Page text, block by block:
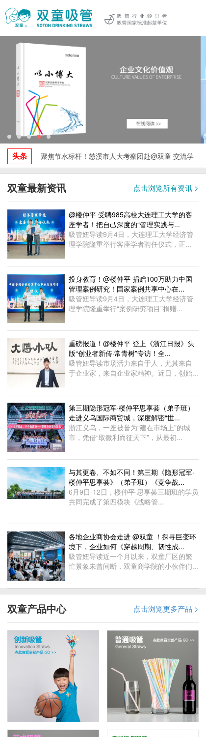
头条 聚焦节水标杆！慈溪市人大考察团赴@双童 交流学
习，探索水资源循环利用与绿色发展实践！
双童最新资讯 点击浏览所有资讯 >
@楼仲平 受聘985高校大连理工大学的客
座学者！把自己深度的“管理实践与...
吸管妞导读9月4日，大连理工大学经济管
理学院隆重举行客座学者聘任仪式，正...
投身教育！@楼仲平 捐赠100万助力中国
管理案例研究！国家案例共享中心在...
吸管妞导读9月4日，大连理工大学经济管
理学院隆重举行“案例研究项目”捐赠...
重磅报道！@楼仲平 登上《浙江日报》头
版“创业者新传·常青树”专访！全...
吸管妞导读市场活力来自于人，尤其来自
于企业家，来自企业家精神。近日，创始...
第三期隐形冠军·楼仲平思享荟（弟子班）
走进义乌国际商贸城，深度解密“世...
浙江义乌，一座被誉为“建在市场上”的城
市，凭借“取微利而征天下”，从最初...
与其更卷、不如不同！第三期《隐形冠军·
楼仲平思享荟》（弟子班）《竞争战...
6月9日-12日，楼仲平·思享荟三期班的学员
共同完成了第四模块《战略管...
各地企业商协会走进 @双童 ！探寻巨变环
境下，企业如何《穿越周期、韧性成...
吸管妞导读近一个月以来，双童厂区的繁
忙景象未曾间断，双童商学院的小伙伴们...
双童产品中心 点击浏览更多产品 >